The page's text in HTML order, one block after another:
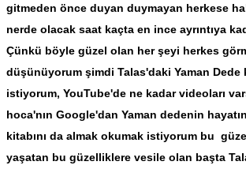
gitmeden önce duyan duymayan herkese
nerde olacak saat kaçta en ince ayrıntıya
Çünkü böyle güzel olan her şeyi herkes
düşünüyorum şimdi Talas'daki Yaman Dede
istiyorum, YouTube'de ne kadar videoları
hoca'nın Google'dan Yaman dedenin
kitabını da almak okumak istiyorum bu
yaşatan bu güzelliklere vesile olan başta